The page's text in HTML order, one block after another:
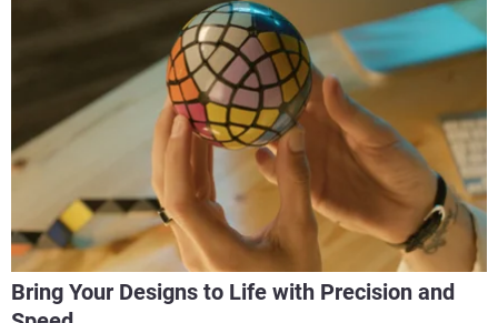
Bring Your Designs to Life with Precision and